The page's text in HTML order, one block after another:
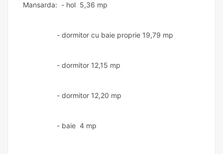
Mansarda: - hol 5,36 mp
- dormitor cu baie proprie 19,79 mp
- dormitor 12,15 mp
- dormitor 12,20 mp
- baie 4 mp